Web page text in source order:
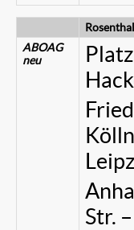
ABOAG
neu
Str.